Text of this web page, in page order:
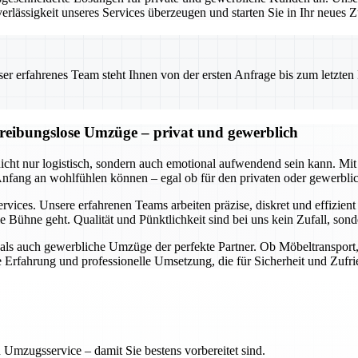
unseres Services überzeugen und starten Sie in Ihr neues
erfahrenes Team steht Ihnen von der ersten Anfrage bis zum
Umzüge – privat und gewerblich
nur logistisch, sondern auch emotional aufwendend sein kann.
an wohlfühlen können – egal ob für den privaten oder
Unsere erfahrenen Teams arbeiten präzise, diskret und
Bühne geht. Qualität und Pünktlichkeit sind bei uns kein Zufall,
auch gewerbliche Umzüge der perfekte Partner. Ob
und professionelle Umsetzung, die für Sicherheit und
– damit Sie bestens vorbereitet sind.